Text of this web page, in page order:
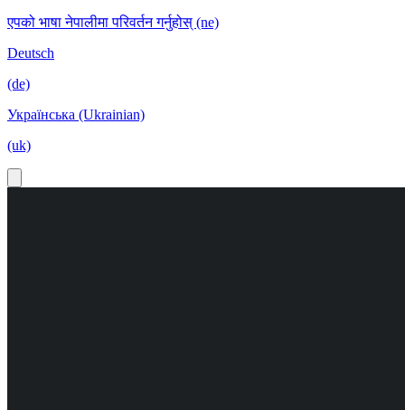
एपको भाषा नेपालीमा परिवर्तन गर्नुहोस् (ne)
Deutsch
(de)
Українська (Ukrainian)
(uk)